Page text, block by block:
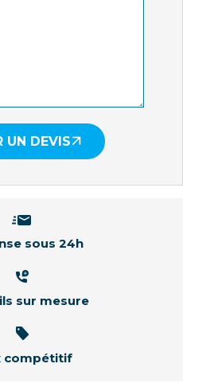
UN DEVIS
sous 24h
sur mesure
compétitif